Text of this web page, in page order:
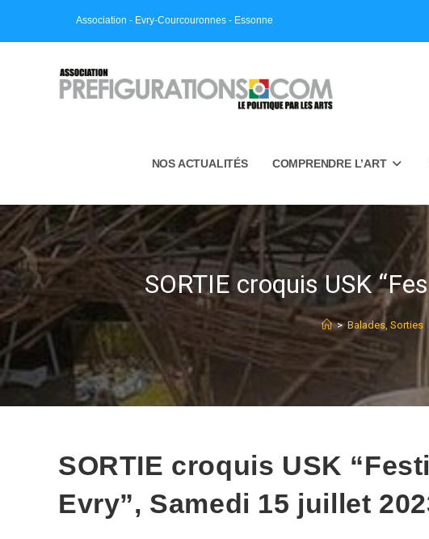
Association - Evry-Courcouronnes - Essonne
NOS ACTUALITÉS COMPRENDRE L’ART
SORTIE croquis USK
> Balades, Sorties
SORTIE croquis USK
Evry”, Samedi 15 juillet